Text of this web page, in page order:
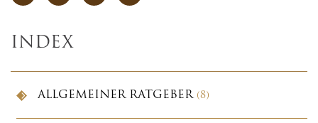
INDEX
ALLGEMEINER RATGEBER(8)